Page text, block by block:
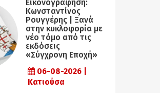
Εικονογράφηση:
Κωνσταντίνος
Ρουγγέρης | Ξανά
στην κυκλοφορία με
νέο τόμο από τις
εκδόσεις
«Σύγχρονη Εποχή»
06-08-2026 |
Κατιούσα